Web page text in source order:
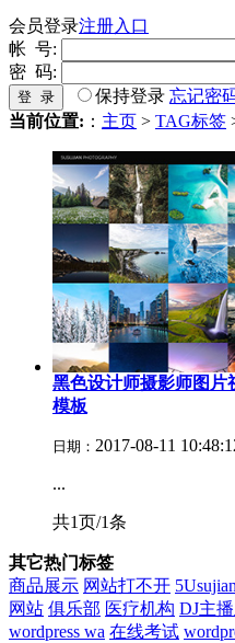
会员登录注册入口
帐 号:
密 码:
登 录 保持登录 忘记密
当前位置: ： 主页 > TAG标签
黑色设计师摄影师图片
模板
日期： 2017-08-11
...
共1页/1条
其它热门标签
商品展示 网站打不开
网站 俱乐部 医疗机构 DJ主
wordpress wa 在线考试